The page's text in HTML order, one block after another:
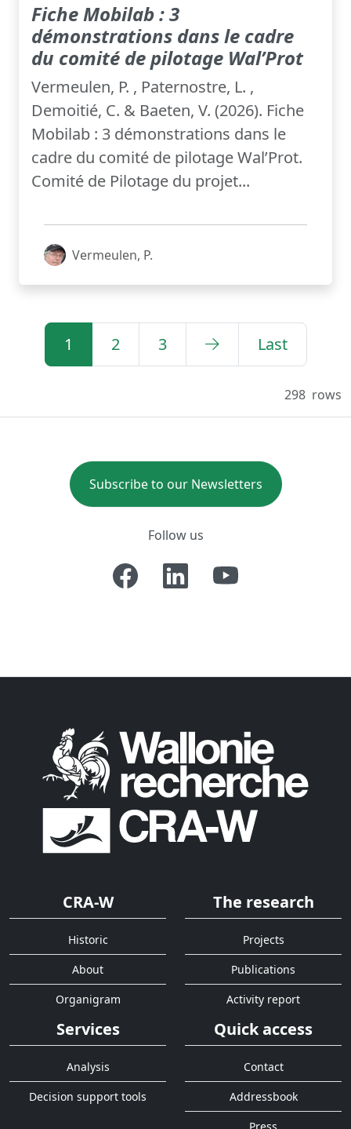
Fiche Mobilab : 3
démonstrations dans le cadre
du comité de pilotage Wal’Prot
Vermeulen, P. , Paternostre, L. ,
Demoitié, C. & Baeten, V. (2026). Fiche
Mobilab : 3 démonstrations dans le
cadre du comité de pilotage Wal’Prot.
Comité de Pilotage du projet...
Vermeulen, P.
1 2 3 Last
298 rows
Subscribe to our Newsletters
Follow us
CRA-W
Historic
About
Organigram
The research
Projects
Publications
Activity report
Services
Analysis
Decision support tools
Quick access
Contact
Addressbook